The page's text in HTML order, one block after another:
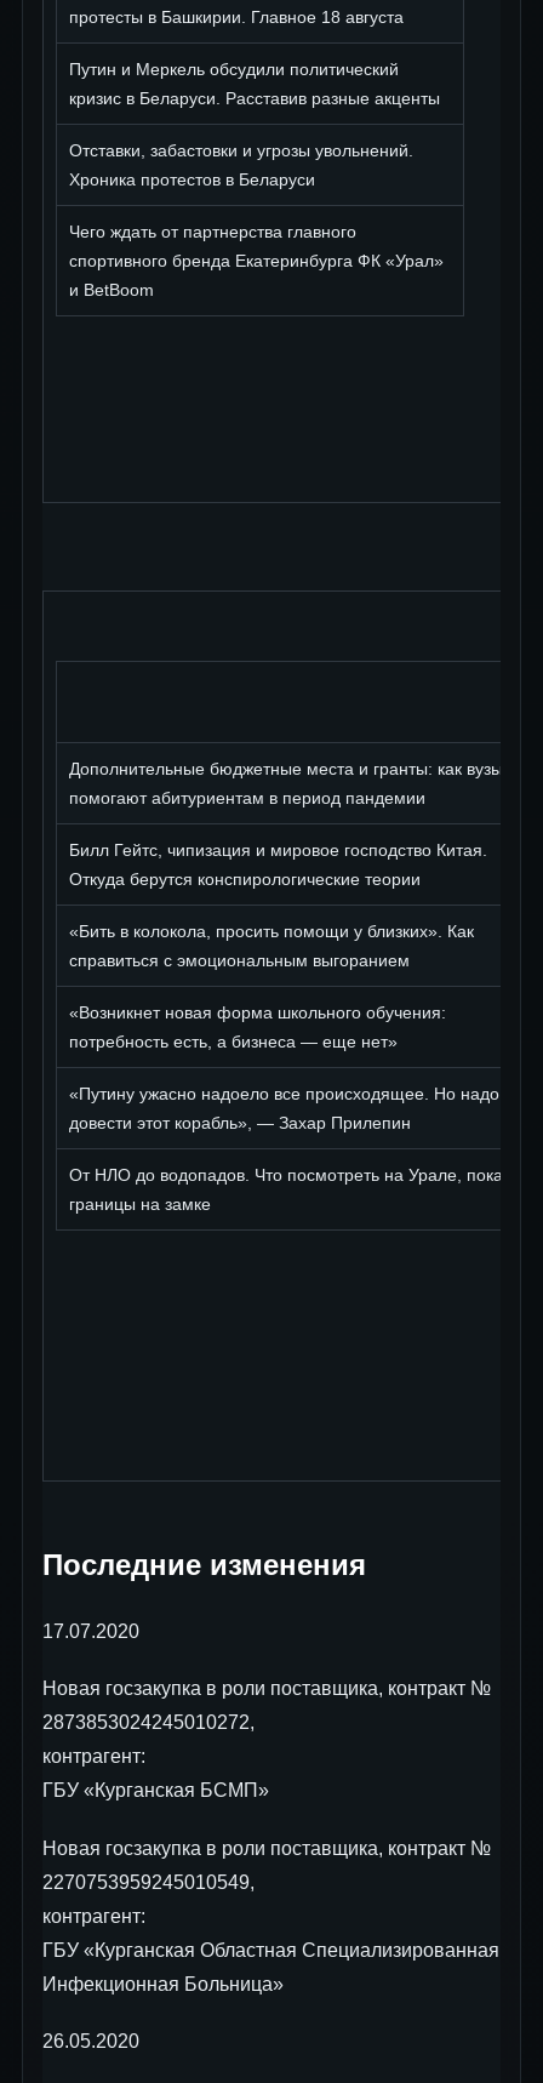
протесты в Башкирии. Главное 18 августа
Путин и Меркель обсудили политический
кризис в Беларуси. Расставив разные акценты
Отставки, забастовки и угрозы увольнений.
Хроника протестов в Беларуси
Чего ждать от партнерства главного
спортивного бренда Екатеринбурга ФК «Урал»
и BetBoom
Дополнительные бюджетные места и гранты: как вузы
помогают абитуриентам в период пандемии
Билл Гейтс, чипизация и мировое господство Китая.
Откуда берутся конспирологические теории
«Бить в колокола, просить помощи у близких». Как
справиться с эмоциональным выгоранием
«Возникнет новая форма школьного обучения:
потребность есть, а бизнеса — еще нет»
«Путину ужасно надоело все происходящее. Но надо
довести этот корабль», — Захар Прилепин
От НЛО до водопадов. Что посмотреть на Урале, пока
границы на замке
Последние изменения
17.07.2020
Новая госзакупка в роли поставщика, контракт №
2873853024245010272,
контрагент:
ГБУ «Курганская БСМП»
Новая госзакупка в роли поставщика, контракт №
2270753959245010549,
контрагент:
ГБУ «Курганская Областная Специализированная
Инфекционная Больница»
26.05.2020